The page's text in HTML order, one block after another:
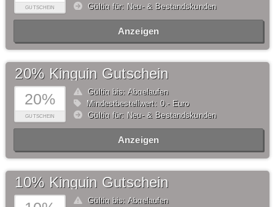
GUTSCHEIN
Gültig für: Neu- & Bestandskunden
Anzeigen
20%
GUTSCHEIN
20% Kinguin Gutschein
Gültig bis: Abgelaufen
Mindestbestellwert: 0,- Euro
Gültig für: Neu- & Bestandskunden
Anzeigen
10% Kinguin Gutschein
Gültig bis: Abgelaufen